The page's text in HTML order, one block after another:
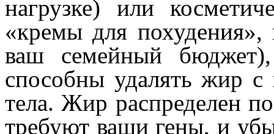
нагрузке) или
«кремы для
ваш семейный
способны удалять жир с
тела. Жир распределен
требуют ваши гены, и